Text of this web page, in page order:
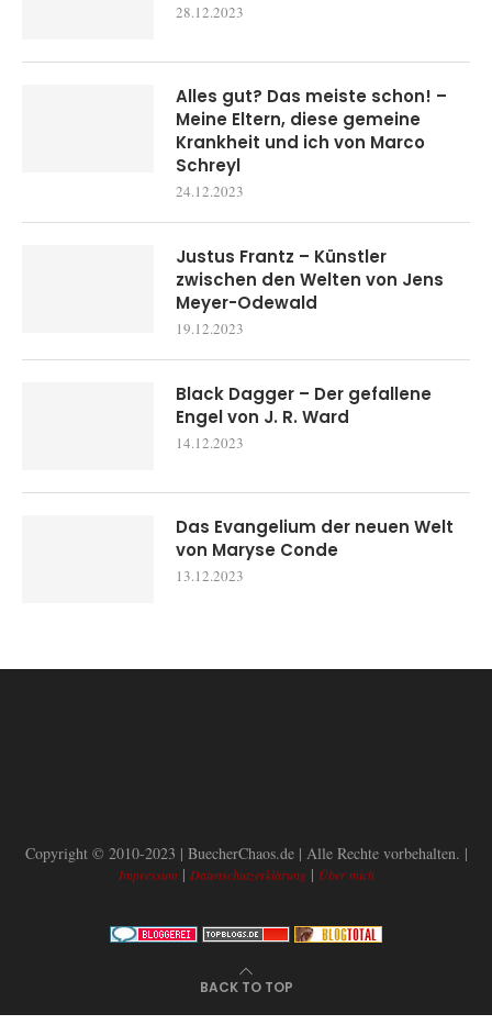
28.12.2023
Alles gut? Das meiste schon! –
Meine Eltern, diese gemeine
Krankheit und ich von Marco
Schreyl
24.12.2023
Justus Frantz – Künstler
zwischen den Welten von Jens
Meyer-Odewald
19.12.2023
Black Dagger – Der gefallene
Engel von J. R. Ward
14.12.2023
Das Evangelium der neuen Welt
von Maryse Conde
13.12.2023
Copyright © 2010-2023 | BuecherChaos.de | Alle Rechte vorbehalten. |
Impressum | Datenschutzerklärung| Über mich
BACK TO TOP